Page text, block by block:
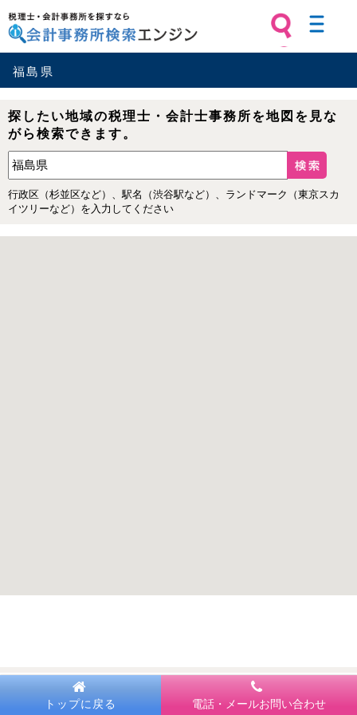
税理士・会計事務所を探すなら 会計
事務所検索エンジン
福島県
探したい地域の税理士・会計士事務所を地図を見な
がら検索できます。
行政区（杉並区など）、駅名（渋谷駅など）、ランドマーク（東京スカ
イツリーなど）を入力してください
トップに戻る 電話・メールお問い合わせ